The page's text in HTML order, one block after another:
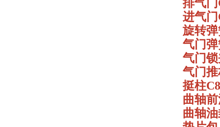
排气门
进气门
旋转弹
气门弹
气门锁
气门推
挺柱
曲轴前
曲轴油